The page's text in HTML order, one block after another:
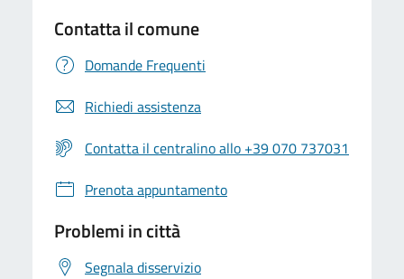
Contatta il comune
Domande Frequenti
Richiedi assistenza
Contatta il centralino allo +39 070 737031
Prenota appuntamento
Problemi in città
Segnala disservizio